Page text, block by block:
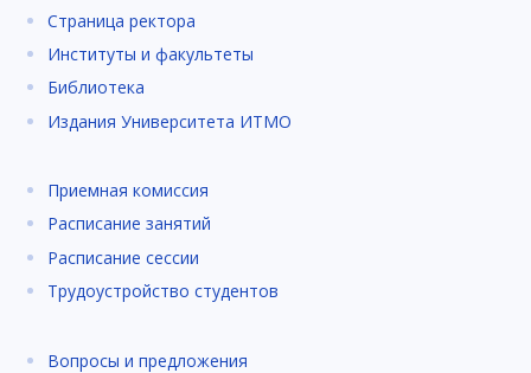
Страница ректора
Институты и факультеты
Библиотека
Издания Университета ИТМО
Приемная комиссия
Расписание занятий
Расписание сессии
Трудоустройство студентов
Вопросы и предложения